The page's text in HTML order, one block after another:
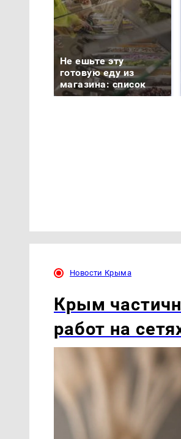
Не ешьте эту
готовую еду из
магазина: список
Новости Крыма
Крым
работ на